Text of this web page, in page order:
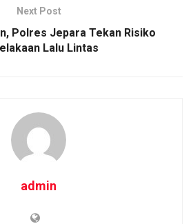
Next Post
Polres Jepara Tekan Risiko
Lalu Lintas
admin